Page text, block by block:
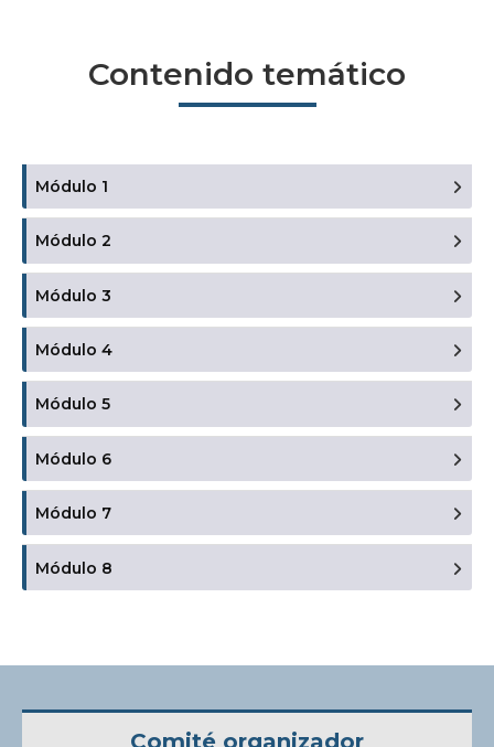
Contenido temático
Módulo 1
Módulo 2
Módulo 3
Módulo 4
Módulo 5
Módulo 6
Módulo 7
Módulo 8
Comité organizador